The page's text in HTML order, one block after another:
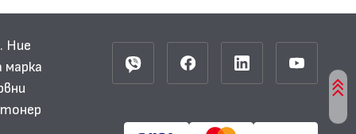
Ние
марка